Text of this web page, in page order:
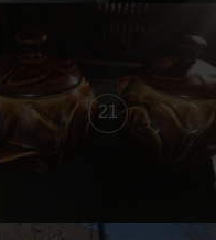
21